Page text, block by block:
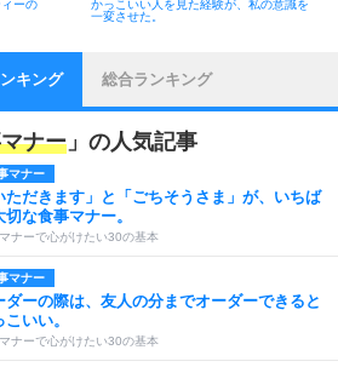
ーの
かっこいい人を見た経験が、私の意識を
一変させた。
キング 総合ランキング
ナー 」の人気記事
マナー
ただきます」と「ごちそうさま」が、いちば
切な食事マナー。
ナーで心がけたい30の基本
マナー
ダーの際は、友人の分までオーダーできると
いい。
ナーで心がけたい30の基本